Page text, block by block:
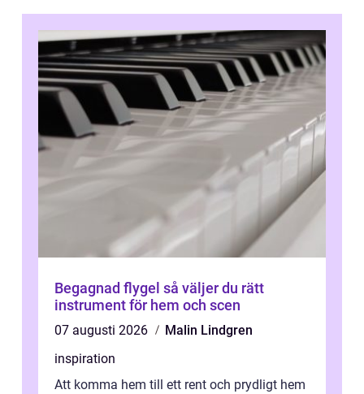
Begagnad flygel så väljer du rätt
instrument för hem och scen
07 augusti 2026
Malin Lindgren
inspiration
Att komma hem till ett rent och prydligt hem